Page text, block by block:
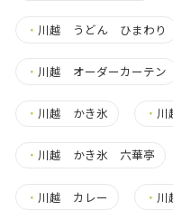
・ 川越 うどん ひまわり
・ 川越 オーダーカーテン
・ 川越 かき氷 ・
・ 川越 かき氷 六華亭
・ 川越 カレー ・